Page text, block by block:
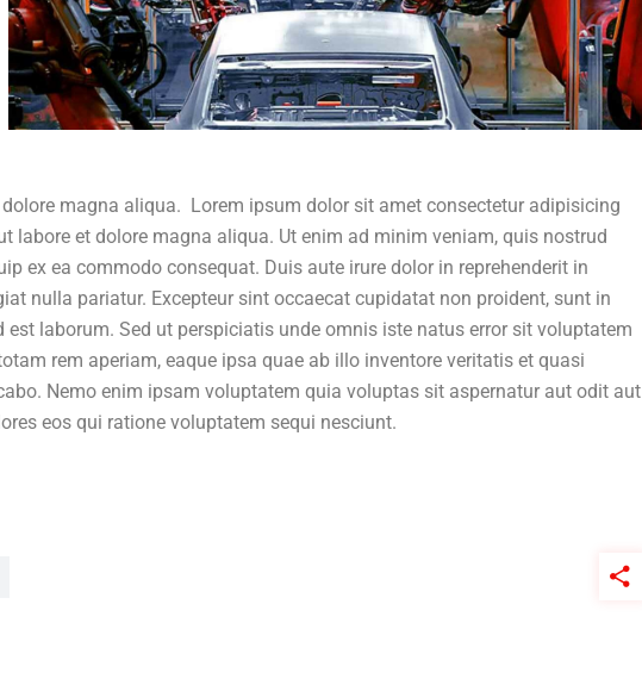
magna aliqua. Lorem ipsum dolor sit amet consectetur adipisicing
labore et dolore magna aliqua. Ut enim ad minim veniam, quis nostrud
ex ea commodo consequat. Duis aute irure dolor in reprehenderit in
nulla pariatur. Excepteur sint occaecat cupidatat non proident, sunt in
laborum. Sed ut perspiciatis unde omnis iste natus error sit voluptatem
rem aperiam, eaque ipsa quae ab illo inventore veritatis et quasi
Nemo enim ipsam voluptatem quia voluptas sit aspernatur aut odit aut
eos qui ratione voluptatem sequi nesciunt.